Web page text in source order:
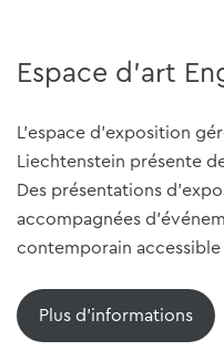
Espace d'art
L'espace d'exposition
Liechtenstein présente
Des présentations
accompagnées
contemporain accessible
Plus d'informations